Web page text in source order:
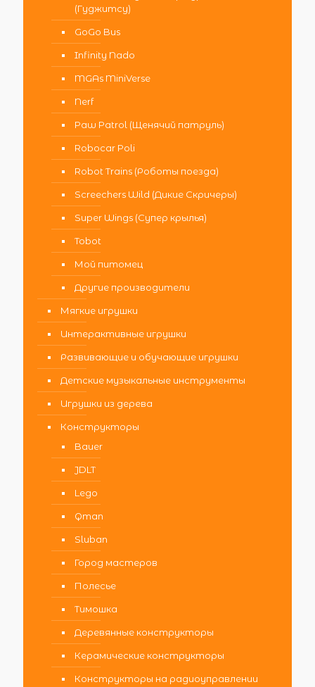
(Гуджитсу)
GoGo Bus
Infinity Nado
MGAs MiniVerse
Nerf
Paw Patrol (Щенячий патруль)
Robocar Poli
Robot Trains (Роботы поезда)
Screechers Wild (Дикие Скричеры)
Super Wings (Супер крылья)
Tobot
Мой питомец
Другие производители
Мягкие игрушки
Интерактивные игрушки
Развивающие и обучающие игрушки
Детские музыкальные инструменты
Игрушки из дерева
Конструкторы
Bauer
JDLT
Lego
Qman
Sluban
Город мастеров
Полесье
Тимошка
Деревянные конструкторы
Керамические конструкторы
Конструкторы на радиоуправлении